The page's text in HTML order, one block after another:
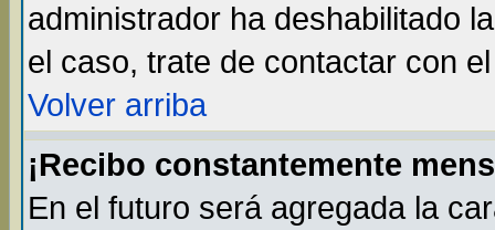
administrador ha deshabilitado
el caso, trate de contactar con
Volver arriba
¡Recibo constantemente
En el futuro será agregada la